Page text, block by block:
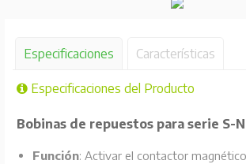
Especificaciones Características
Especificaciones del Producto
Bobinas de repuestos para serie S-
Función: Activar el contactor